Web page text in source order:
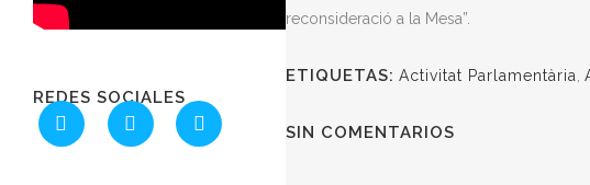
REDES SOCIALES
reconsideració a la Mesa”.
ETIQUETAS: Activitat Parlamentària
SIN COMENTARIOS